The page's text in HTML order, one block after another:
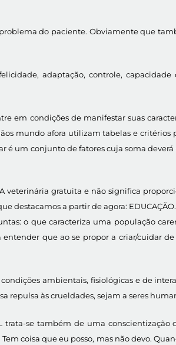
do paciente. Obviamente que
adaptação, controle, capacidade
em condições de manifestar suas
mundo afora utilizam tabelas e critérios
um conjunto de fatores cuja soma deverá
gratuita e não significa
destacamos a partir de agora: EDUCAÇÃO.
o que caracteriza uma população
entender que ao se propor a criar/cuidar
ambientais, fisiológicas e de
repulsa às crueldades, sejam a seres
se também de uma conscientização
coisa que eu posso, mas não devo.